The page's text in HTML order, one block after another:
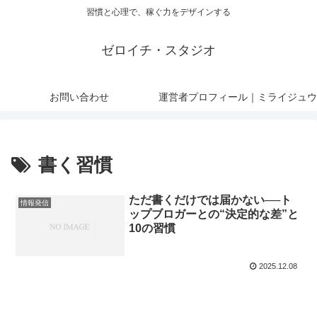
習慣と心理で、稼ぐ力をデザインする
ゼロイチ・スタジオ
お問い合わせ 運営者プロフィール｜ミライジュウ
書く習慣
情報発信
ただ書くだけでは届かない──ト
ップブロガーとの“決定的な差”と
10の習慣
2025.12.08